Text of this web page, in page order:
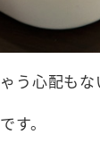
う心配もな
す。